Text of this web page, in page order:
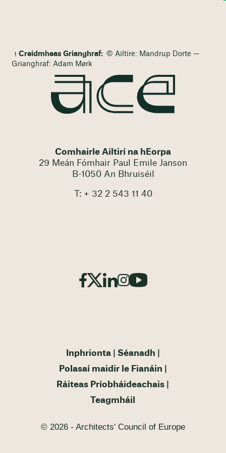
Creidmheas Grianghraf: © Ailtire: Mandrup Dorte —
Grianghraf: Adam Mørk
Comhairle Ailtirí na hEorpa
29 Meán Fómhair Paul Emile Janson
B-1050 An Bhruiséil
T: + 32 2 543 11 40
Inphrionta
Séanadh
Polasaí maidir le Fianáin
Ráiteas Príobháideachais
Teagmháil
© 2026 - Architects' Council of Europe